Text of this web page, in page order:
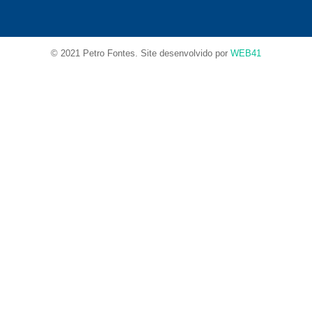
© 2021 Petro Fontes. Site desenvolvido por WEB41